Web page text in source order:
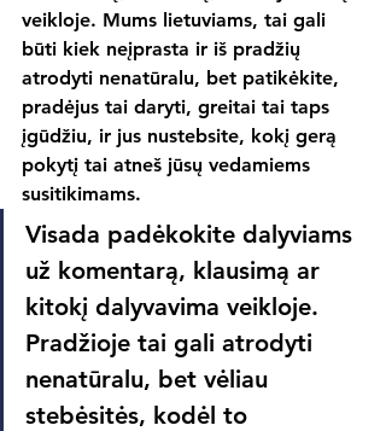
veikloje. Mums lietuviams, tai gali
būti kiek neįprasta ir iš pradžių
atrodyti nenatūralu, bet patikėkite,
pradėjus tai daryti, greitai tai taps
įgūdžiu, ir jus nustebsite, kokį gerą
pokytį tai atneš jūsų vedamiems
susitikimams.
Visada padėkokite dalyviams
už komentarą, klausimą ar
kitokį dalyvavima veikloje.
Pradžioje tai gali atrodyti
nenatūralu, bet vėliau
stebėsitės, kodėl to